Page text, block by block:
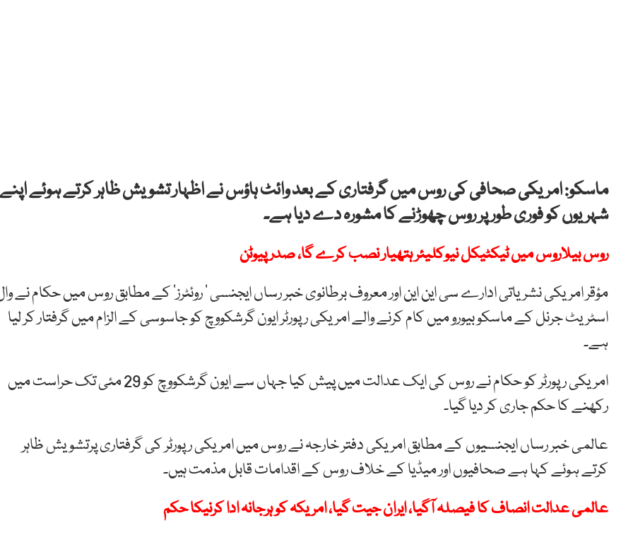
ماسکو: امریکی صحافی کی روس میں گرفتاری کے بعد وائٹ ہاؤس نے اظہار تشویش ظاہر کرتے ہوئے اپنے
شہریوں کو فوری طور پر روس چھوڑنے کا مشورہ دے دیا ہے۔
روس بیلاروس میں ٹیکٹیکل نیوکلیئر ہتھیار نصب کرے گا، صدر پیوٹن
مؤقر امریکی نشریاتی ادارے سی این این اور معروف برطانوی خبر رساں ایجنسی ’ روئٹرز‘ کے مطابق روس میں حکام نے
اسٹریٹ جرنل کے ماسکو بیورو میں کام کرنے والے امریکی رپورٹر ایون گرشکووچ کو جاسوسی کے الزام میں گرفتار کر لیا
ہے۔
امریکی رپورٹر کو حکام نے روس کی ایک عدالت میں پیش کیا جہاں سے ایون گرشکووچ کو 29 مئی تک حراست میں
رکھنے کا حکم جاری کر دیا گیا۔
عالمی خبر رساں ایجنسیوں کے مطابق امریکی دفتر خارجہ نے روس میں امریکی رپورٹر کی گرفتاری پرتشویش ظاہر
کرتے ہوئے کہا ہے صحافیوں اور میڈیا کے خلاف روس کے اقدامات قابل مذمت ہیں۔
عالمی عدالت انصاف کا فیصلہ آگیا، ایران جیت گیا، امریکہ کو ہرجانہ ادا کرنیکا حکم